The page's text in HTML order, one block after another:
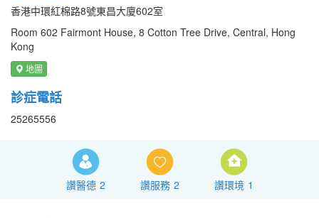
香港中環紅棉路8號東昌大廈602室
Room 602 Fairmont House, 8 Cotton Tree Drive, Central, Hong
Kong
地圖
診症電話
25265556
讚醫德 2 讚服務 2 讚環境 1